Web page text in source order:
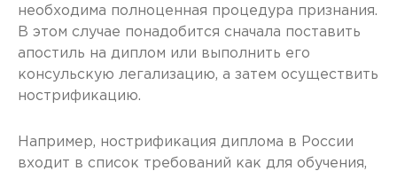
необходима полноценная процедура признания.
В этом случае понадобится сначала поставить
апостиль на диплом или выполнить его
консульскую легализацию, а затем осуществить
нострификацию.
Например, нострификация диплома в России
входит в список требований как для обучения,